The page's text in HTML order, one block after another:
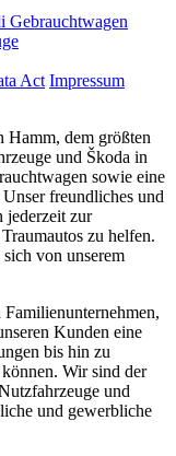
Gebrauchtwagen
Act Impressum
dem größten
und Škoda in
sowie eine
freundliches und
jederzeit zur
zu helfen.
von unserem
Kunden eine
bis hin zu
Wir sind der
und
und gewerbliche